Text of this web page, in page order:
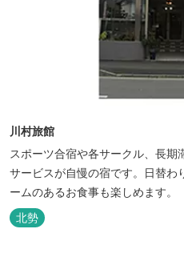
川村旅館
スポーツ合宿や各サークル、長
サービスが自慢の宿です。日替わ
ームのあるお食事も楽しめます。
北勢